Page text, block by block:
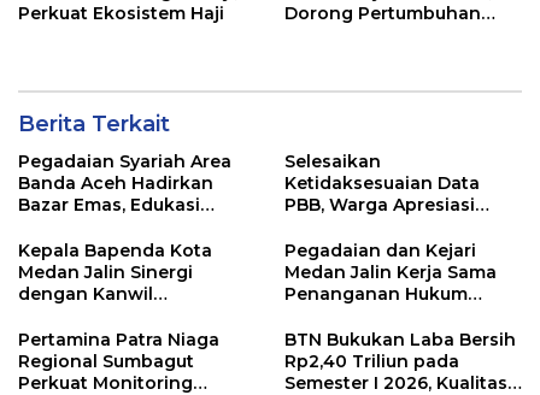
Perkuat Ekosistem Haji
Dorong Pertumbuhan
Berita Terkait
Pegadaian Syariah Area
Banda Aceh Hadirkan
Bazar Emas, Edukasi
Sesuai Syariah
Selesaikan
Ketidaksesuaian Data
PBB, Warga Apresiasi
Kota Medan
Kepala Bapenda Kota
Medan Jalin Sinergi
dengan Kanwil
Penguatan Tata Kelola
Perpajakan
Pegadaian dan Kejari
Medan Jalin Kerja Sama
Penanganan Hukum
Negara
Pertamina Patra Niaga
Regional Sumbagut
Perkuat Monitoring
BTN Bukukan Laba Bersih
Rp2,40 Triliun pada
Semester I 2026, Kualitas